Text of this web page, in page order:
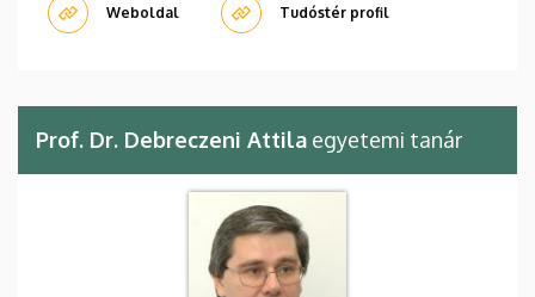
Weboldal Tudóstér profil
Prof. Dr. Debreczeni Attila egyetemi tanár